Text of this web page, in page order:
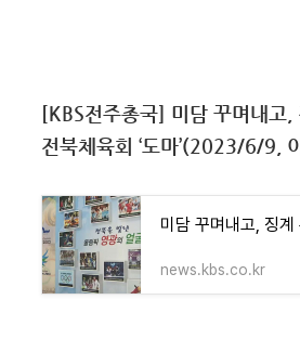
[KBS전주총국] 미담 꾸며내
전북체육회 ‘도마’(2023/6/9,
news.kbs.co.kr